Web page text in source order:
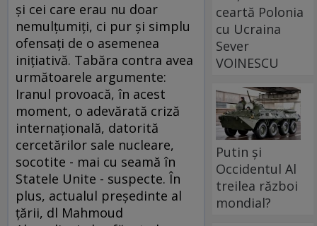
şi cei care erau nu doar
nemulţumiţi, ci pur şi simplu
ofensaţi de o asemenea
iniţiativă. Tabăra contra avea
următoarele argumente:
Iranul provoacă, în acest
moment, o adevărată criză
internaţională, datorită
cercetărilor sale nucleare,
socotite - mai cu seamă în
Statele Unite - suspecte. În
plus, actualul preşedinte al
ţării, dl Mahmoud
ceartă Polonia
cu Ucraina
Sever
VOINESCU
Putin și
Occidentul Al
treilea război
mondial?